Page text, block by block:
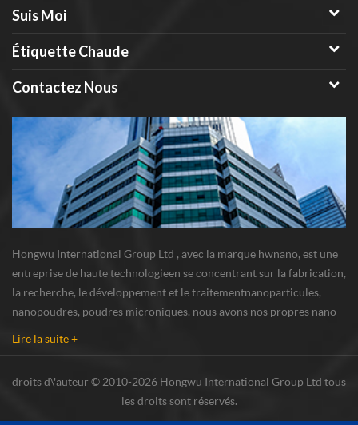
Suis Moi
Étiquette Chaude
Contactez Nous
Hongwu International Group Ltd , avec la marque hwnano, est une
entreprise de haute technologieen se concentrant sur la fabrication,
la recherche, le développement et le traitementnanoparticules,
nanopoudres, poudres microniques. nous avons nos propres nano-
Lire la suite +
droits d\'auteur © 2010-2026 Hongwu International Group Ltd tous
les droits sont réservés.